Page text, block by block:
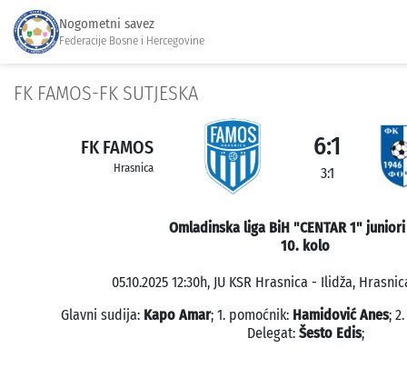
Nogometni savez
Federacije Bosne i Hercegovine
FK FAMOS-FK SUTJESKA
FK FAMOS
Hrasnica
6:1
3:1
Omladinska liga BiH "CENTAR 1"
10. kolo
05.10.2025 12:30h, JU KSR Hrasnica - Ilidža,
Glavni sudija: Kapo Amar; 1. pomoćnik: Hamidović Anes;
Delegat: Šesto Edis;